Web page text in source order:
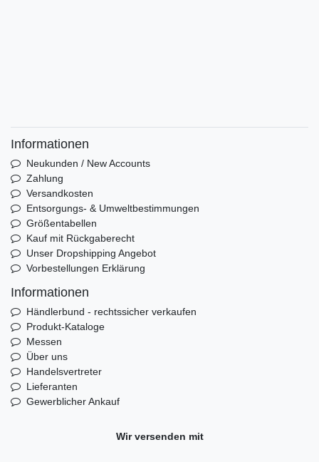
Informationen
Neukunden / New Accounts
Zahlung
Versandkosten
Entsorgungs- & Umweltbestimmungen
Größentabellen
Kauf mit Rückgaberecht
Unser Dropshipping Angebot
Vorbestellungen Erklärung
Informationen
Händlerbund - rechtssicher verkaufen
Produkt-Kataloge
Messen
Über uns
Handelsvertreter
Lieferanten
Gewerblicher Ankauf
Wir versenden mit